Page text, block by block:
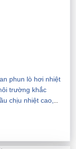
phun lò hơi nhiệt
trường khắc
chịu nhiệt cao,
Vật liệu dùng
SiC90 thi
lò và thuyền xỉ, tùy